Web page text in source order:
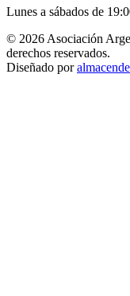
Lunes a sábados de
© 2026 Asociación
derechos reservados.
Diseñado por